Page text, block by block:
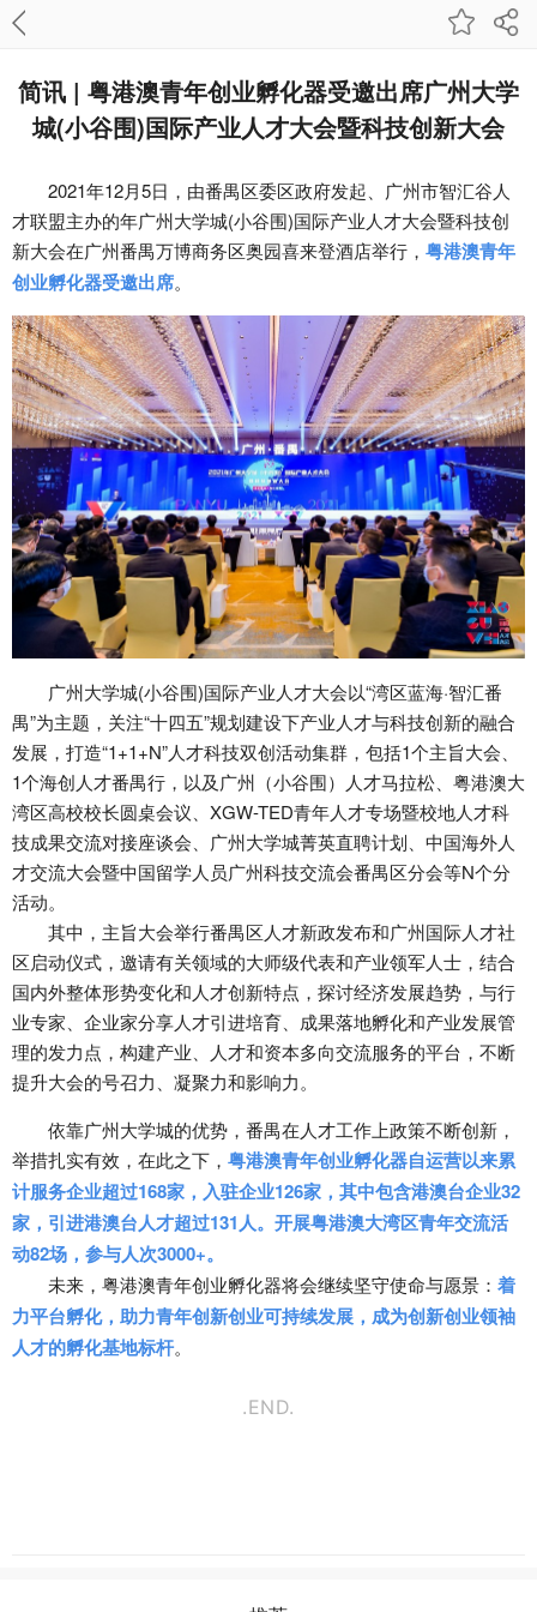
简讯 | 粤港澳青年创业孵化器受邀出席广州大学
城(小谷围)国际产业人才大会暨科技创新大会
2021年12月5日，由番禺区委区政府发起、广州市智汇谷人
才联盟主办的年广州大学城(小谷围)国际产业人才大会暨科技创
新大会在广州番禺万博商务区奥园喜来登酒店举行， 粤港澳青年
创业孵化器受邀出席。
广州大学城(小谷围)国际产业人才大会以“湾区蓝海·智汇番
禺”为主题，关注“十四五”规划建设下产业人才与科技创新的融合
发展，打造“1+1+N”人才科技双创活动集群，包括1个主旨大会、
1个海创人才番禺行，以及广州（小谷围）人才马拉松、粤港澳大
湾区高校校长圆桌会议、XGW-TED青年人才专场暨校地人才科
技成果交流对接座谈会、广州大学城菁英直聘计划、中国海外人
才交流大会暨中国留学人员广州科技交流会番禺区分会等N个分
活动。
其中，主旨大会举行番禺区人才新政发布和广州国际人才社
区启动仪式，邀请有关领域的大师级代表和产业领军人士，结合
国内外整体形势变化和人才创新特点，探讨经济发展趋势，与行
业专家、企业家分享人才引进培育、成果落地孵化和产业发展管
理的发力点，构建产业、人才和资本多向交流服务的平台，不断
提升大会的号召力、凝聚力和影响力。
依靠广州大学城的优势，番禺在人才工作上政策不断创新，
举措扎实有效，在此之下， 粤港澳青年创业孵化器自运营以来累
计服务企业超过168家，入驻企业126家 ，其中包含港澳台企业32
家，引进港澳台人才超过131人。 开展粤港澳大湾区青年交流活
动82场，参与人次3000+。
未来，粤港澳青年创业孵化器将会继续坚守使命与愿景： 着
力平台孵化，助力青年创新创业可持续发展，成为创新创业领袖
人才的孵化基地标杆。
.END.